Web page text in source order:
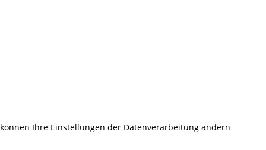
Ihre Einstellungen der Datenverarbeitung ändern